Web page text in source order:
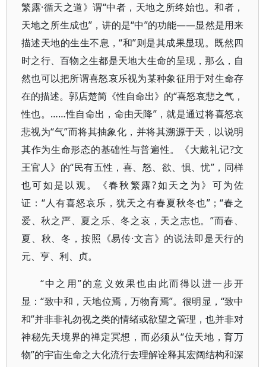
繁露·循天之道》谓“中者，天地之所终始也。和者，
天地之所生成也”，讲的是“中”的功能——显然是用来
描述天地的生生不息，“和”则是其成果显现。既然四
时之行、百物之生都是天地大生命的呈现，那么，自
然也可以把所谓喜怒哀乐视为某种象征用于对生命存
在的描述。郭店楚简《性自命出》的“喜怒哀悲之气，
性也。……性自命出，命由天降”，就是通过将喜怒哀
悲视为“气”而将其抽象化，并将其溯源于天，以说明
其作为生命形态的基础性与普遍性。《大戴礼记?文
王官人》的“民有五性，喜、怒、欲、惧、忧”，同样
也可如是以观。《春秋繁露?如天之为》可为佐
证：“人有喜怒哀乐，犹天之有春夏秋冬也”；“春之
爱、秋之严、夏之乐、冬之哀，天之志也。”而春、
夏、秋、冬，按照《易传·文言》的说法即是天行的
元、亨、利、贞。
“中之用”的意义效果也由此而得以进一步开
显：“致中和，天地位焉，万物育焉”。很明显，“致中
和”并非非礼勿视之类的情绪或欲望之管理，也并非对
神秘先天境界的禅定冥想，而必须从“位天地，育万
物”的宇宙生命之大化流行去理解诠释其宏阔结构和深